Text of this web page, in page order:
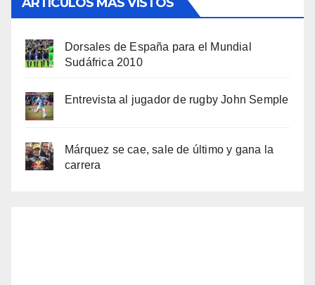
Dorsales de España para el Mundial
Sudáfrica 2010
Entrevista al jugador de rugby John Semple
Márquez se cae, sale de último y gana la
carrera